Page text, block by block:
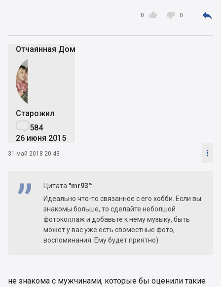

0  0 
Отчаянная Дoмохозяйка
Старожил
584
26 июня 2015
31 май 2018 20:43 
Цитата "mr93":
Идеально что-то связанное с его хобби. Если вы
знакомы больше, то сделайте неболшой
фотоколлаж и добавьте к нему музыку, быть
может у вас уже есть своместные фото,
воспоминания. Ему будет приятно)
не знакома с мужчинами, которые бы оценили такие